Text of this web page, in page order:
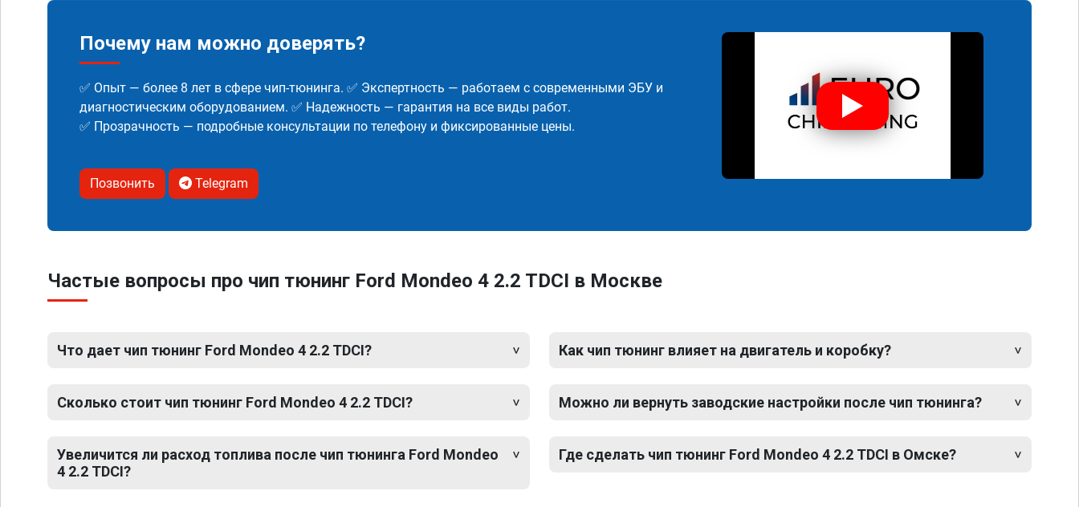
Почему нам можно доверять?
✅ Опыт — более 8 лет в сфере чип-тюнинга. ✅ Экспертность — работаем с современными ЭБУ и
диагностическим оборудованием. ✅ Надежность — гарантия на все виды работ.
✅ Прозрачность — подробные консультации по телефону и фиксированные цены.
Позвонить Telegram
Частые вопросы про чип тюнинг Ford Mondeo 4 2.2 TDCI в Москве
Что дает чип тюнинг Ford Mondeo 4 2.2 TDCI?
Сколько стоит чип тюнинг Ford Mondeo 4 2.2 TDCI?
Увеличится ли расход топлива после чип тюнинга Ford Mondeo
4 2.2 TDCI?
Как чип тюнинг влияет на двигатель и коробку?
Можно ли вернуть заводские настройки после чип тюнинга?
Где сделать чип тюнинг Ford Mondeo 4 2.2 TDCI в Омске?